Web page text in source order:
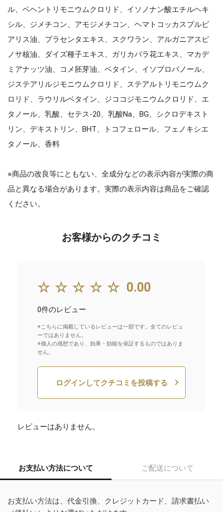
ル、ベヘントリモニウムクロリド、イソノナン酸エチルヘキ
シル、ジメチコン、アモジメチコン、ヘマトコッカスプルビ
アリス油、プラセンタエキス、スクワラン、アルガニアスピ
ノサ核油、ダイズ種子エキス、ガリカバラ花エキス、マカデ
ミアナッツ油、コメ胚芽油、ベタイン、イソプロパノール、
ジステアリルジモニウムクロリド、ステアルトリモニウムク
ロリド、ラウリルベタイン、ジココジモニウムクロリド、エ
タノール、乳酸、セテス-20、乳酸Na、BG、シクロデキスト
リン、デキストリン、BHT、トコフェロール、フェノキシエ
タノール、香料
※商品の改良等にともない、全成分などの表示内容が実際の商
品と異なる場合があります。実際の表示内容は商品をご確認
ください。
お客様からのクチコミ
☆☆☆☆☆ 0.00
0件のレビュー
※こちらに掲載しているレビューは一部です。全てのレビュ
ーではありません。
※個人の感想であり、効果・効能を保証するものではありま
せん。
ログインしてクチコミを投稿する
レビューはありません。
お支払い方法について ご配送について
お支払い方法は、代金引換、クレジットカード、請求書払い